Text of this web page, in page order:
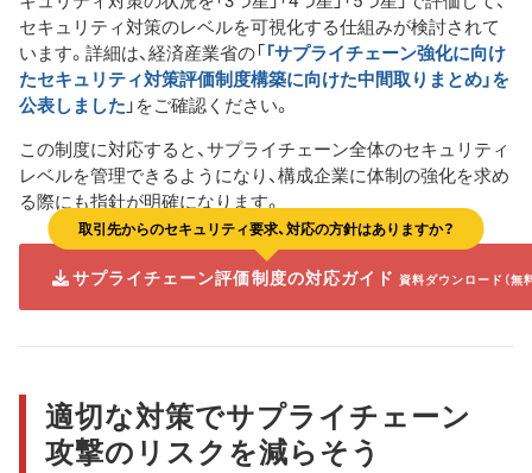
セキュリティ対策のレベルを可視化する仕組みが検討されて
います。詳細は、経済産業省の「「サプライチェーン強化に向け
たセキュリティ対策評価制度構築に向けた中間取りまとめ」を
公表しました」をご確認ください。
この制度に対応すると、サプライチェーン全体のセキュリティ
レベルを管理できるようになり、構成企業に体制の強化を求め
る際にも指針が明確になります。
取引先からのセキュリティ要求、対応の方針はありますか？
サプライチェーン評価制度の対応ガイド 資料ダウンロード（無
適切な対策でサプライチェーン
攻撃のリスクを減らそう